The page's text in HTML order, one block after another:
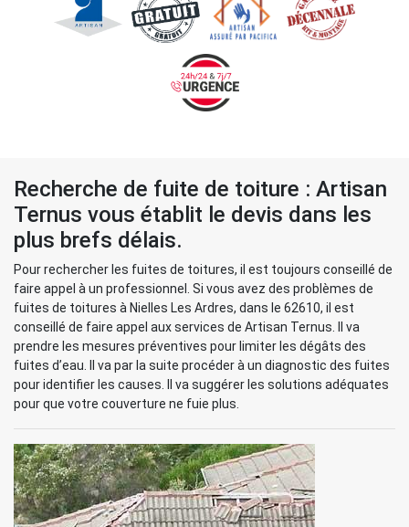
Recherche de fuite de toiture : Artisan
Ternus vous établit le devis dans les
plus brefs délais.
Pour rechercher les fuites de toitures, il est toujours conseillé de
faire appel à un professionnel. Si vous avez des problèmes de
fuites de toitures à Nielles Les Ardres, dans le 62610, il est
conseillé de faire appel aux services de Artisan Ternus. Il va
prendre les mesures préventives pour limiter les dégâts des
fuites d’eau. Il va par la suite procéder à un diagnostic des fuites
pour identifier les causes. Il va suggérer les solutions adéquates
pour que votre couverture ne fuie plus.